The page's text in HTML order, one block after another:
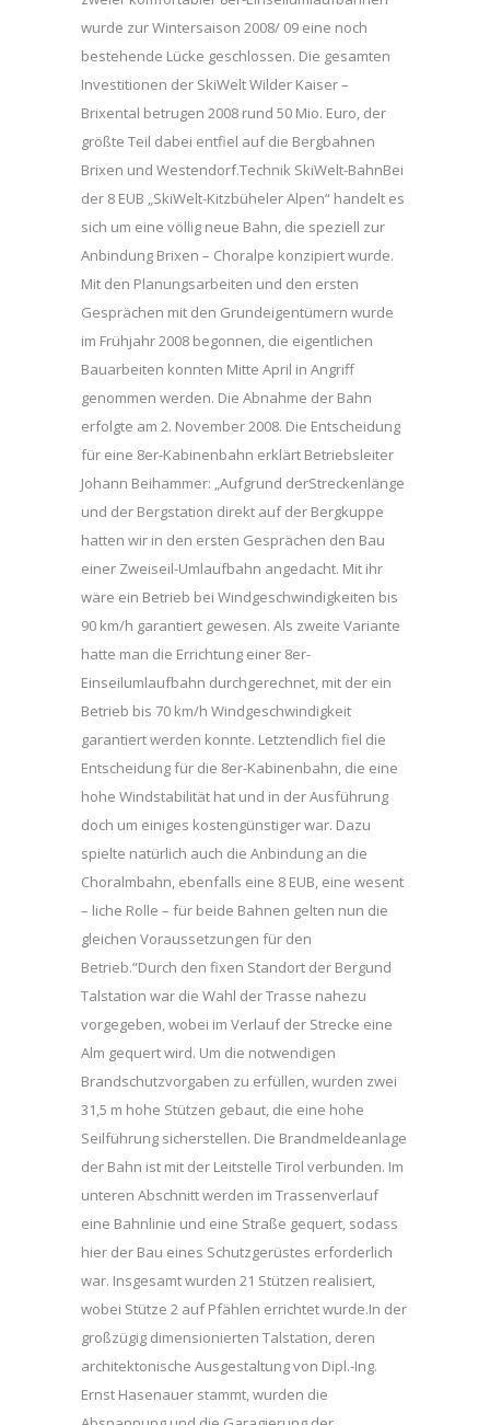
wurde zur Wintersaison 2008/ 09 eine noch
bestehende Lücke geschlossen. Die gesamten
Investitionen der SkiWelt Wilder Kaiser –
Brixental betrugen 2008 rund 50 Mio. Euro, der
größte Teil dabei entfiel auf die Bergbahnen
Brixen und Westendorf.Technik SkiWelt-BahnBei
der 8 EUB „SkiWelt-Kitzbüheler Alpen“ handelt es
sich um eine völlig neue Bahn, die speziell zur
Anbindung Brixen – Choralpe konzipiert wurde.
Mit den Planungsarbeiten und den ersten
Gesprächen mit den Grundeigentümern wurde
im Frühjahr 2008 begonnen, die eigentlichen
Bauarbeiten konnten Mitte April in Angriff
genommen werden. Die Abnahme der Bahn
erfolgte am 2. November 2008. Die Entscheidung
für eine 8er-Kabinenbahn erklärt Betriebsleiter
Johann Beihammer: „Aufgrund derStreckenlänge
und der Bergstation direkt auf der Bergkuppe
hatten wir in den ersten Gesprächen den Bau
einer Zweiseil-Umlaufbahn angedacht. Mit ihr
wäre ein Betrieb bei Windgeschwindigkeiten bis
90 km/h garantiert gewesen. Als zweite Variante
hatte man die Errichtung einer 8er-
Einseilumlaufbahn durchgerechnet, mit der ein
Betrieb bis 70 km/h Windgeschwindigkeit
garantiert werden konnte. Letztendlich fiel die
Entscheidung für die 8er-Kabinenbahn, die eine
hohe Windstabilität hat und in der Ausführung
doch um einiges kostengünstiger war. Dazu
spielte natürlich auch die Anbindung an die
Choralmbahn, ebenfalls eine 8 EUB, eine wesent
– liche Rolle – für beide Bahnen gelten nun die
gleichen Voraussetzungen für den
Betrieb.“Durch den fixen Standort der Bergund
Talstation war die Wahl der Trasse nahezu
vorgegeben, wobei im Verlauf der Strecke eine
Alm gequert wird. Um die notwendigen
Brandschutzvorgaben zu erfüllen, wurden zwei
31,5 m hohe Stützen gebaut, die eine hohe
Seilführung sicherstellen. Die Brandmeldeanlage
der Bahn ist mit der Leitstelle Tirol verbunden. Im
unteren Abschnitt werden im Trassenverlauf
eine Bahnlinie und eine Straße gequert, sodass
hier der Bau eines Schutzgerüstes erforderlich
war. Insgesamt wurden 21 Stützen realisiert,
wobei Stütze 2 auf Pfählen errichtet wurde.In der
großzügig dimensionierten Talstation, deren
architektonische Ausgestaltung von Dipl.-Ing.
Ernst Hasenauer stammt, wurden die